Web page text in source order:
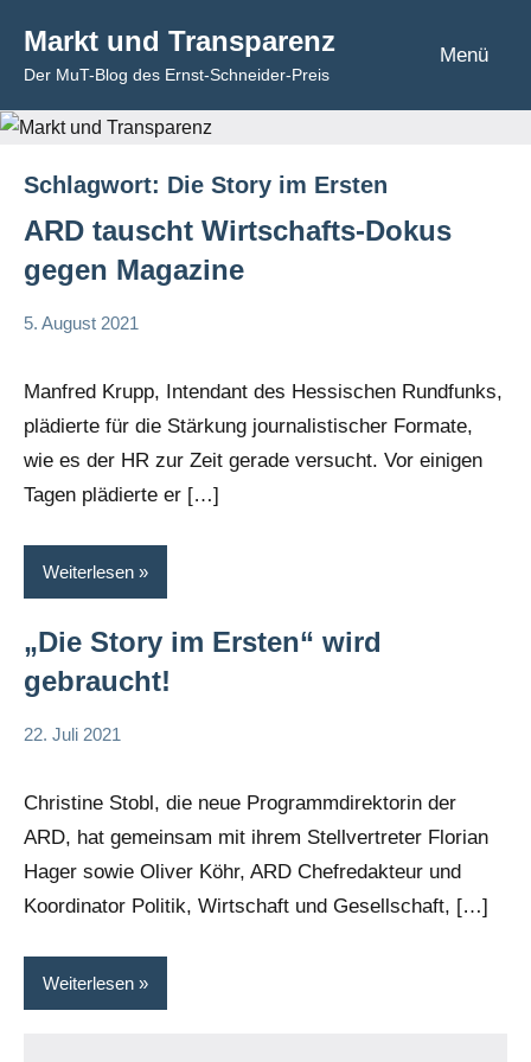
Inhalt
springen
Markt und Transparenz
Der MuT-Blog des Ernst-Schneider-Preis
Menü
Schlagwort: Die Story im Ersten
ARD tauscht Wirtschafts-Dokus
gegen Magazine
5. August 2021
Hartmut
Manfred Krupp, Intendant des Hessischen Rundfunks,
plädierte für die Stärkung journalistischer Formate,
wie es der HR zur Zeit gerade versucht. Vor einigen
Tagen plädierte er […]
Weiterlesen
„Die Story im Ersten“ wird
gebraucht!
22. Juli 2021
Christine Stobl, die neue Programmdirektorin der
ARD, hat gemeinsam mit ihrem Stellvertreter Florian
Hager sowie Oliver Köhr, ARD Chefredakteur und
Koordinator Politik, Wirtschaft und Gesellschaft, […]
Weiterlesen